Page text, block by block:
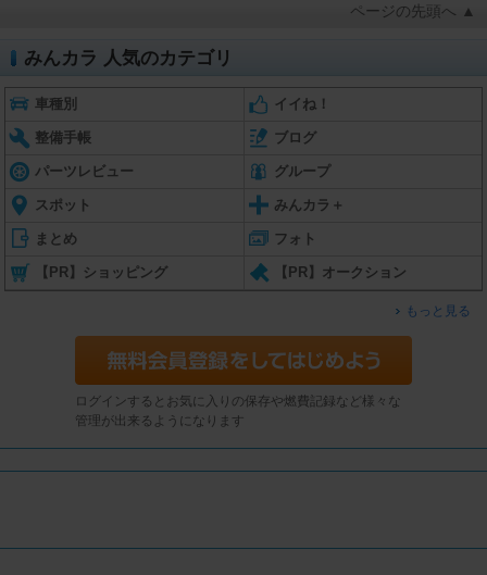
ページの先頭へ ▲
みんカラ 人気のカテゴリ
車種別 イイね！
整備手帳 ブログ
パーツレビュー グループ
スポット みんカラ＋
まとめ フォト
【PR】ショッピング 【PR】オークション
もっと見る
ログインするとお気に入りの保存や燃費記録など様々な
管理が出来るようになります